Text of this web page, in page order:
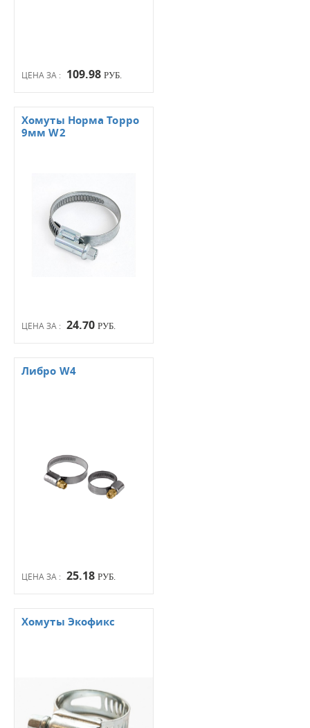
ЦЕНА ЗА : 109.98 РУБ.
ЦЕНА ЗА : 24.70 РУБ.
Хомуты Норма Торро
9мм W2
ЦЕНА ЗА : 25.18 РУБ.
Либро W4
Хомуты Экофикс